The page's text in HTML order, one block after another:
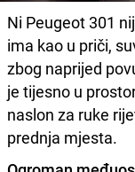
Ni Peugeot 301
ima kao u priči,
zbog naprijed
je tijesno u
naslon za ruke
prednja mjesta.